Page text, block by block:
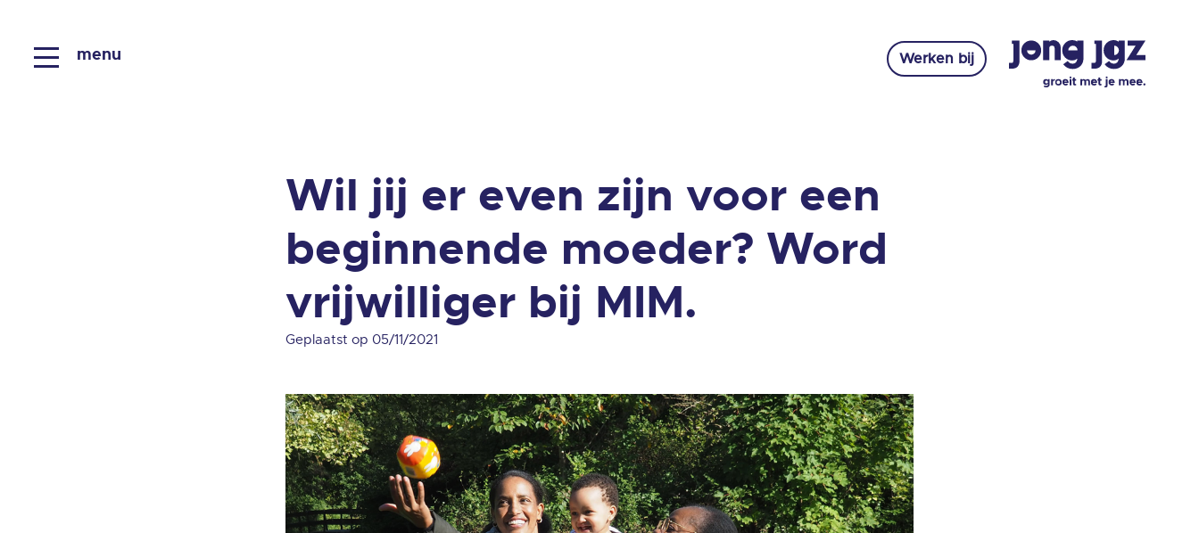
Wil jij er even zijn voor een
beginnende moeder? Word
vrijwilliger bij MIM.
Geplaatst op 05/11/2021
menu Werken bij